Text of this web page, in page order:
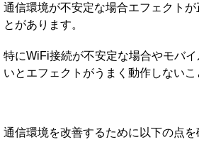
通信環境が不安定な場合エフェクトが
とがあります。
特にWiFi接続が不安定な場合やモバ
いとエフェクトがうまく動作しないこ
通信環境を改善するために以下の点